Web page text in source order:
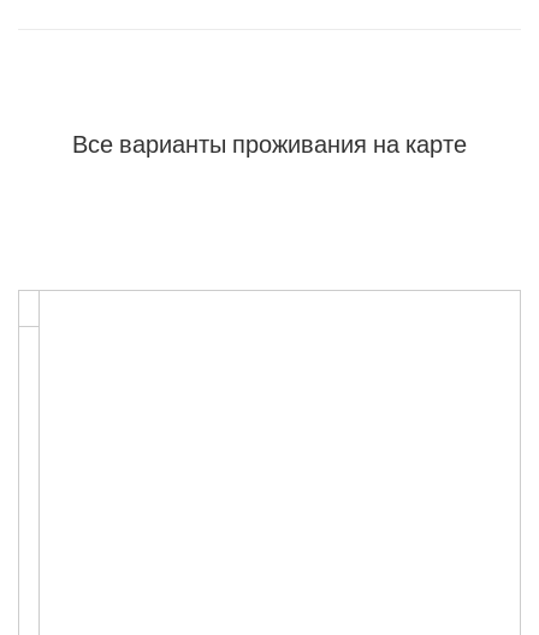
Все варианты проживания на карте